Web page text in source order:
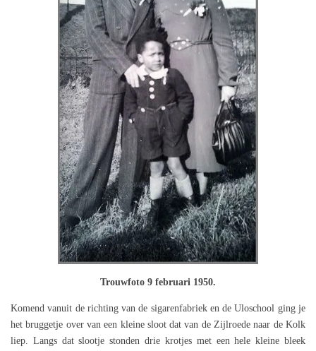
Trouwfoto 9 februari 1950.
Komend vanuit de richting van de sigarenfabriek en de Uloschool ging je
het bruggetje over van een kleine sloot dat van de Zijlroede naar de Kolk
liep. Langs dat slootje stonden drie krotjes met een hele kleine bleek